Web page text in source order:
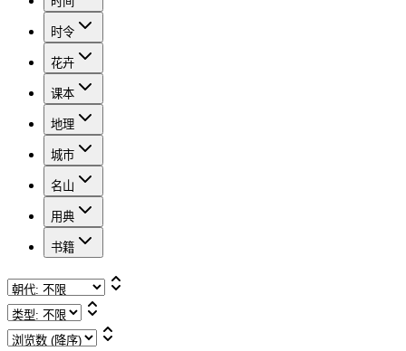
时令
花卉
课本
地理
城市
名山
用典
书籍